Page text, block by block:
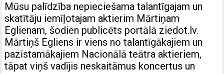
Mūsu palīdzība nepieciešama talantīgajam un
skatītāju iemīļotajam aktierim Mārtiņam
Eglienam, šodien publicēts portālā ziedot.lv.
Mārtiņš Egliens ir viens no talantīgākajiem un
pazīstamākajiem Nacionālā teātra aktieriem,
tāpat viņš vadījis neskaitāmus koncertus un